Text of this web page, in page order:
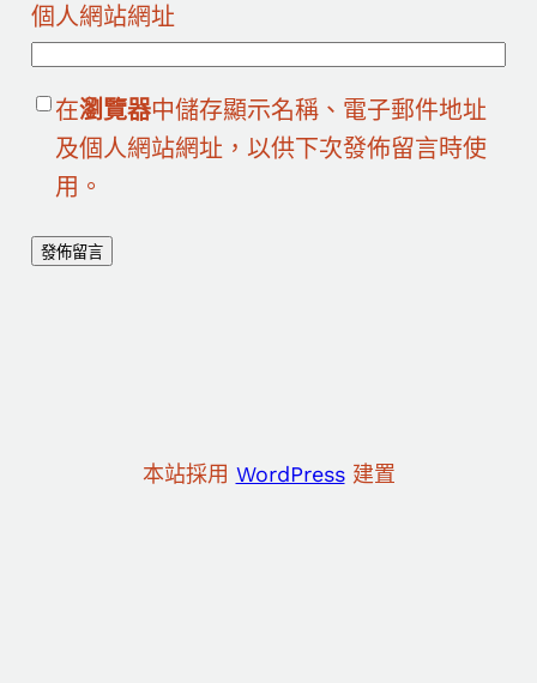
個人網站網址
在瀏覽器中儲存顯示名稱、電子郵件地址
及個人網站網址，以供下次發佈留言時使
用。
本站採用 WordPress建置